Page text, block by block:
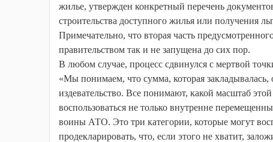
жилье, утвержден конкретный перечень
строительства доступного жилья или получения
Примечательно, что вторая часть
правительством так и не запущена до сих пор.
В любом случае, процесс сдвинулся с мертвой
«Мы понимаем, что сумма, которая
издевательство. Все понимают, какой масштаб
воспользоваться не только внутренне
воины АТО. Это три категории, которые могут
продекларировать, что, если этого не хватит,